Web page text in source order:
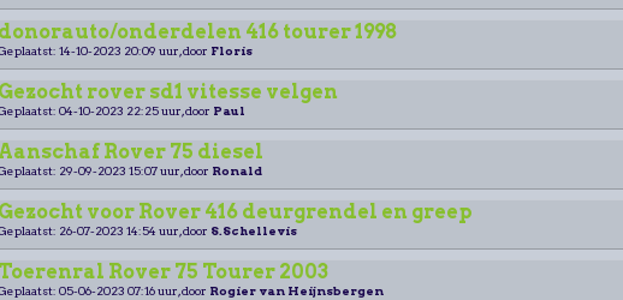
donorauto/onderdelen 416 tourer 1998
14-10-2023 20:09 uur, door Floris
Gezocht rover sd1 vitesse velgen
04-10-2023 22:25 uur, door Paul
Aanschaf Rover 75 diesel
29-09-2023 15:07 uur, door Ronald
Gezocht voor Rover 416 deurgrendel en greep
26-07-2023 14:54 uur, door S.Schellevis
Toerenral Rover 75 Tourer 2003
05-06-2023 07:16 uur, door Rogier van Heijnsbergen